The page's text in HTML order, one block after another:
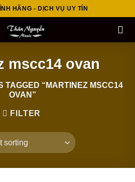
HÃNG - DỊCH VỤ UY TÍN
mscc14 ovan
TAGGED “MARTINEZ MSCC14
OVAN”
FILTER